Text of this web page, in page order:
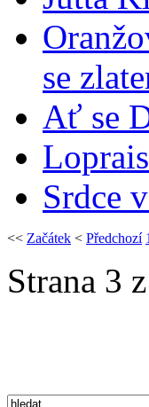
se
Ať se
Srdce
<< Začátek < Předchozí 1
Strana 3